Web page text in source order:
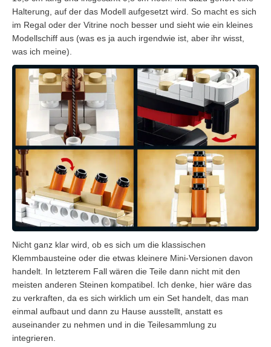
Halterung, auf der das Modell aufgesetzt wird. So macht es sich
im Regal oder der Vitrine noch besser und sieht wie ein kleines
Modellschiff aus (was es ja auch irgendwie ist, aber ihr wisst,
was ich meine).
Nicht ganz klar wird, ob es sich um die klassischen
Klemmbausteine oder die etwas kleinere Mini-Versionen davon
handelt. In letzterem Fall wären die Teile dann nicht mit den
meisten anderen Steinen kompatibel. Ich denke, hier wäre das
zu verkraften, da es sich wirklich um ein Set handelt, das man
einmal aufbaut und dann zu Hause ausstellt, anstatt es
auseinander zu nehmen und in die Teilesammlung zu
integrieren.